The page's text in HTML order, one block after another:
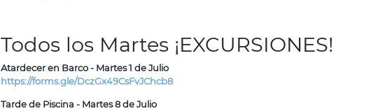
Todos los Martes ¡EXCURSIONES!
Atardecer en Barco - Martes 1 de Julio
https://forms.gle/DczGx49CsFvJChcb8
Tarde de Piscina - Martes 8 de Julio